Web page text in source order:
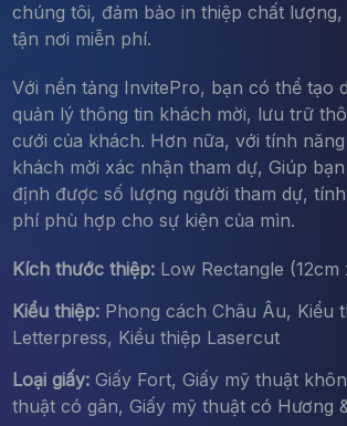
chúng tôi, đảm bảo in thiệp chất
tận nơi miễn phí.
Với nền tảng InvitePro, bạn có thể tạo
quản lý thông tin khách mời, lưu trữ
cưới của khách. Hơn nữa, với tính
khách mời xác nhận tham dự, Giúp
định được số lượng người tham dự,
phí phù hợp cho sự kiện của mìn.
Kích thước thiệp:Low Rectangle (12cm
Kiểu thiệp:Phong cách Châu Âu, Kiểu
Letterpress, Kiểu thiệp Lasercut
Loại giấy:Giấy Fort, Giấy mỹ thuật
thuật có gân, Giấy mỹ thuật có Hương